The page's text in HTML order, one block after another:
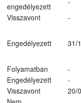
engedélyezett
Visszavont
-
Engedélyezett 31/
Folyamatban
-
Engedélyezett
-
Visszavont
20/